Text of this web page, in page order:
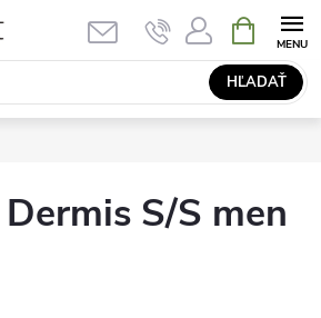
HĽADAŤ
KOŠÍK
S/S men